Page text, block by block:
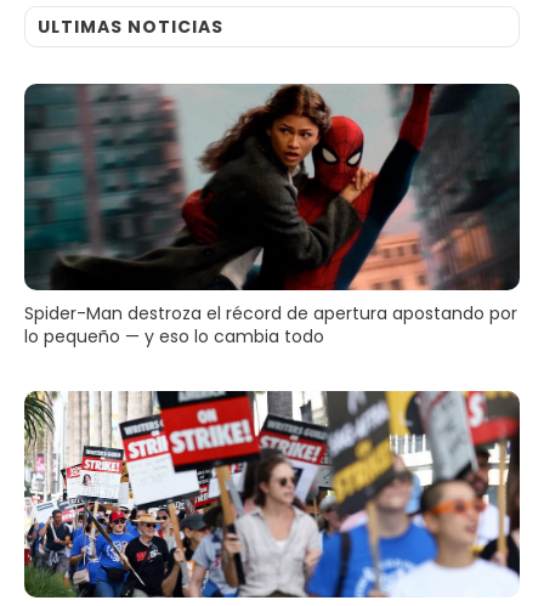
ULTIMAS NOTICIAS
Spider-Man destroza el récord de apertura apostando por
lo pequeño — y eso lo cambia todo